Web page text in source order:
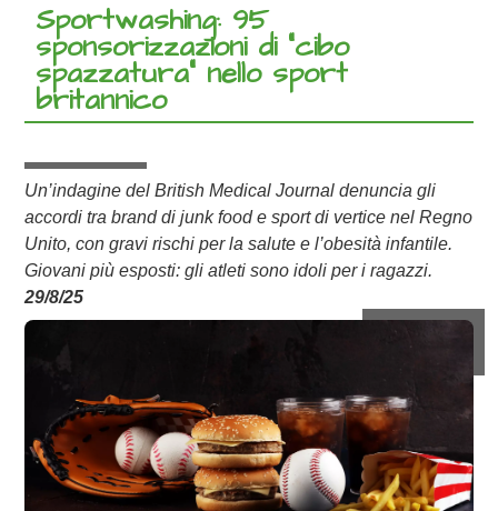
Sportwashing: 95
sponsorizzazioni di “cibo
spazzatura” nello sport
britannico
Un’indagine del British Medical Journal denuncia gli
accordi tra brand di junk food e sport di vertice nel Regno
Unito, con gravi rischi per la salute e l’obesità infantile.
Giovani più esposti: gli atleti sono idoli per i ragazzi.
29/8/25